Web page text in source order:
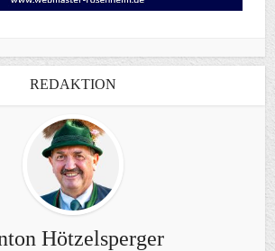
REDAKTION
Hötzelsperger